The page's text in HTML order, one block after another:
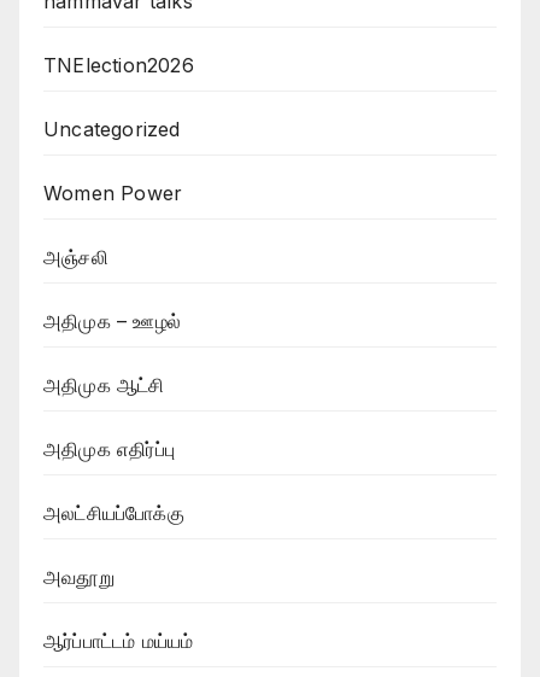
TNElection2026
Uncategorized
Women Power
அஞ்சலி
அதிமுக – ஊழல்
அதிமுக ஆட்சி
அதிமுக எதிர்ப்பு
அலட்சியப்போக்கு
அவதூறு
ஆர்ப்பாட்டம் மய்யம்